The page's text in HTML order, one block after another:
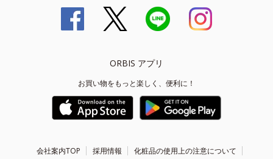
ORBIS アプリ
お買い物をもっと楽しく、便利に！
会社案内TOP 採用情報 化粧品の使用上の注意について